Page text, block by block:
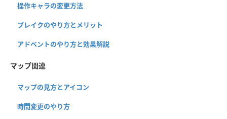
操作キャラの変更方法
ブレイクのやり方とメリット
アドベントのやり方と効果解説
マップ関連
マップの見方とアイコン
時間変更のやり方